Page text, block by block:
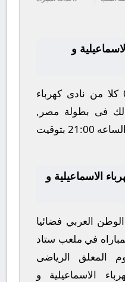
و
يلتقى اليوم 2026-02-04 كلا من نادى كهرباء
فى بطولة مصر,
الدوري المصري فى تمام الساعه 21:00 بتوقيت
الاسماعيلية و
العربي فضائيا
في ملعب ستاد
المعلق الرياضى
الاسماعيلية و